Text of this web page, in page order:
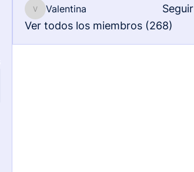
Valentina
Valentina
Seguir
Ver todos los miembros (268)